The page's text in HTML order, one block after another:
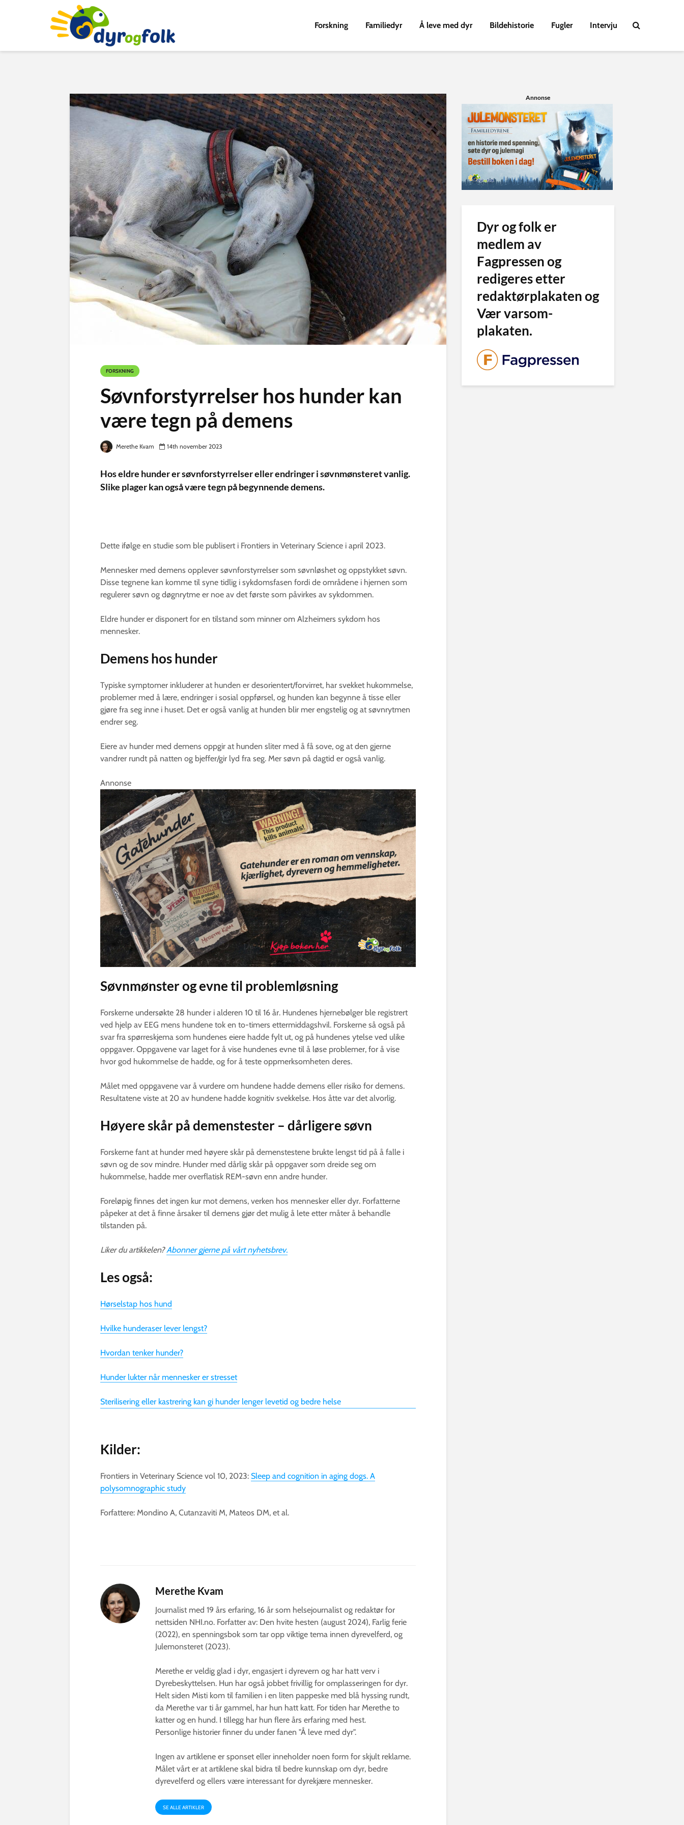
Forskning Familiedyr Å leve med dyr Bildehistorie Fugler Intervju
FORSKNING
Søvnforstyrrelser hos hunder kan
være tegn på demens
Merethe Kvam 14th november 2023
Hos eldre hunder er søvnforstyrrelser eller endringer i søvnmønsteret vanlig.
Slike plager kan også være tegn på begynnende demens.
Dette ifølge en studie som ble publisert i Frontiers in Veterinary Science i april 2023.
Mennesker med demens opplever søvnforstyrrelser som søvnløshet og oppstykket søvn.
Disse tegnene kan komme til syne tidlig i sykdomsfasen fordi de områdene i hjernen som
regulerer søvn og døgnrytme er noe av det første som påvirkes av sykdommen.
Eldre hunder er disponert for en tilstand som minner om Alzheimers sykdom hos
mennesker.
Demens hos hunder
Typiske symptomer inkluderer at hunden er desorientert/forvirret, har svekket hukommelse,
problemer med å lære, endringer i sosial oppførsel, og hunden kan begynne å tisse eller
gjøre fra seg inne i huset. Det er også vanlig at hunden blir mer engstelig og at søvnrytmen
endrer seg.
Eiere av hunder med demens oppgir at hunden sliter med å få sove, og at den gjerne
vandrer rundt på natten og bjeffer/gir lyd fra seg. Mer søvn på dagtid er også vanlig.
Annonse
Søvnmønster og evne til problemløsning
Forskerne undersøkte 28 hunder i alderen 10 til 16 år. Hundenes hjernebølger ble registrert
ved hjelp av EEG mens hundene tok en to-timers ettermiddagshvil. Forskerne så også på
svar fra spørreskjema som hundenes eiere hadde fylt ut, og på hundenes ytelse ved ulike
oppgaver. Oppgavene var laget for å vise hundenes evne til å løse problemer, for å vise
hvor god hukommelse de hadde, og for å teste oppmerksomheten deres.
Målet med oppgavene var å vurdere om hundene hadde demens eller risiko for demens.
Resultatene viste at 20 av hundene hadde kognitiv svekkelse. Hos åtte var det alvorlig.
Høyere skår på demenstester – dårligere søvn
Forskerne fant at hunder med høyere skår på demenstestene brukte lengst tid på å falle i
søvn og de sov mindre. Hunder med dårlig skår på oppgaver som dreide seg om
hukommelse, hadde mer overflatisk REM-søvn enn andre hunder.
Foreløpig finnes det ingen kur mot demens, verken hos mennesker eller dyr. Forfatterne
påpeker at det å finne årsaker til demens gjør det mulig å lete etter måter å behandle
tilstanden på.
Liker du artikkelen?Abonner gjerne på vårt nyhetsbrev.
Les også:
Hørselstap hos hund
Hvilke hunderaser lever lengst?
Hvordan tenker hunder?
Hunder lukter når mennesker er stresset
Sterilisering eller kastrering kan gi hunder lenger levetid og bedre helse
Kilder:
Frontiers in Veterinary Science vol 10, 2023: Sleep and cognition in aging dogs. A
polysomnographic study
Forfattere: Mondino A, Cutanzaviti M, Mateos DM, et al.
Merethe Kvam
Journalist med 19 års erfaring, 16 år som helsejournalist og redaktør for
nettsiden NHI.no. Forfatter av: Den hvite hesten (august 2024), Farlig ferie
(2022), en spenningsbok som tar opp viktige tema innen dyrevelferd, og
Julemonsteret (2023).
Merethe er veldig glad i dyr, engasjert i dyrevern og har hatt verv i
Dyrebeskyttelsen. Hun har også jobbet frivillig for omplasseringen for dyr.
Helt siden Misti kom til familien i en liten pappeske med blå hyssing rundt,
da Merethe var ti år gammel, har hun hatt katt. For tiden har Merethe to
katter og en hund. I tillegg har hun flere års erfaring med hest.
Personlige historier finner du under fanen "Å leve med dyr".
Ingen av artiklene er sponset eller inneholder noen form for skjult reklame.
Målet vårt er at artiklene skal bidra til bedre kunnskap om dyr, bedre
dyrevelferd og ellers være interessant for dyrekjære mennesker.
SE ALLE ARTIKLER
Annonse
Dyr og folk er
medlem av
Fagpressen og
redigeres etter
redaktørplakaten og
Vær varsom-
plakaten.